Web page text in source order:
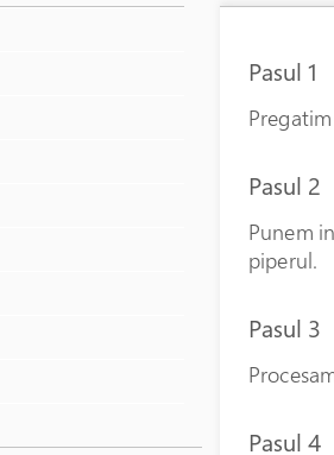
Pasul 1
Pasul 2
Punem
piperul.
Pasul 3
Pasul 4